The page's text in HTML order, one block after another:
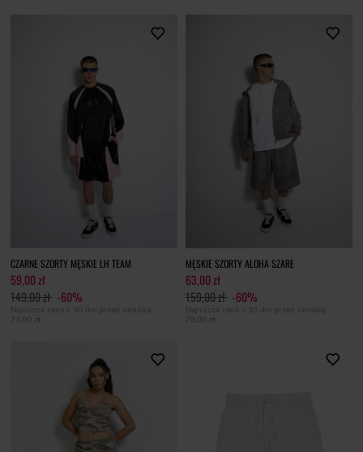
CZARNE SZORTY MĘSKIE LH TEAM
59,00 zł
149,00 zł -60%
Najniższa cena z 30 dni przed obniżką
74,00 zł
MĘSKIE SZORTY ALOHA SZARE
63,00 zł
159,00 zł -60%
Najniższa cena z 30 dni przed obniżką
79,00 zł